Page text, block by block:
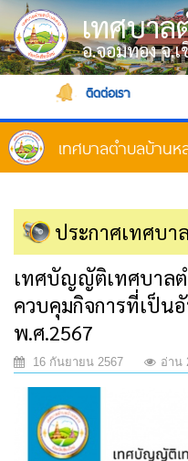
เทศบา
อ.จอมทอง จ.เ
ติดต่อเรา
ประกาศเทศบาล
เทศบัญญัติเทศบาลต
ควบคุมกิจการที่เป็น
พ.ศ.2567
16 กันยายน 2567 อ่าน